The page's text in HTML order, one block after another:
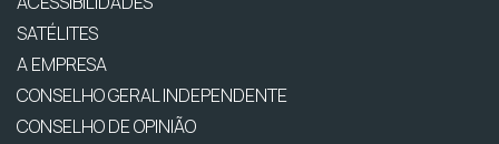
SATÉLITES
A EMPRESA
CONSELHO GERAL INDEPENDENTE
CONSELHO DE OPINIÃO